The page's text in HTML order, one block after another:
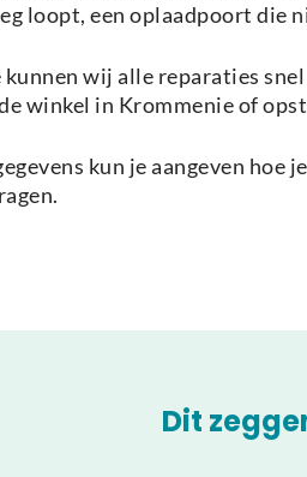
loopt, een oplaadpoort
wij alle reparaties
winkel in Krommenie of
kun je aangeven
Dit